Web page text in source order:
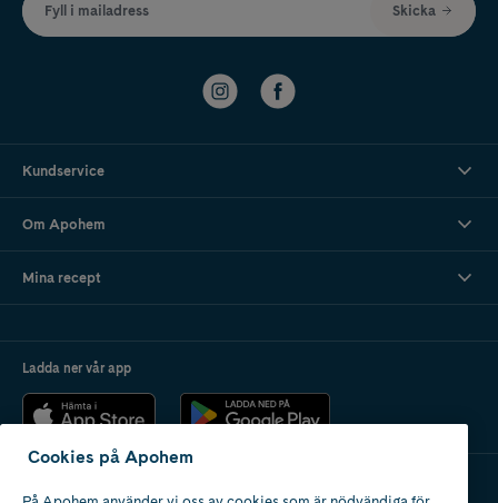
Fyll i mailadress Skicka
Kundservice
Om Apohem
Mina recept
Ladda ner vår app
Cookies på Apohem